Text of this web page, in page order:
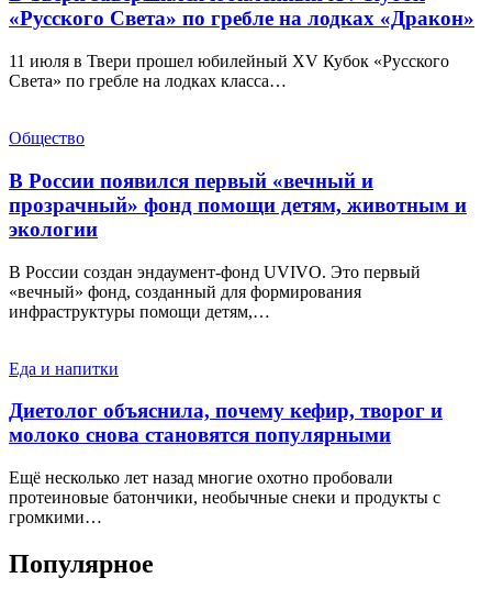
«Русского Света» по гребле на лодках «Дракон»
11 июля в Твери прошел юбилейный XV Кубок «Русского
Света» по гребле на лодках класса…
Общество
В России появился первый «вечный и
прозрачный» фонд помощи детям, животным и
экологии
В России создан эндаумент-фонд UVIVO. Это первый
«вечный» фонд, созданный для формирования
инфраструктуры помощи детям,…
Еда и напитки
Диетолог объяснила, почему кефир, творог и
молоко снова становятся популярными
Ещё несколько лет назад многие охотно пробовали
протеиновые батончики, необычные снеки и продукты с
громкими…
Популярное